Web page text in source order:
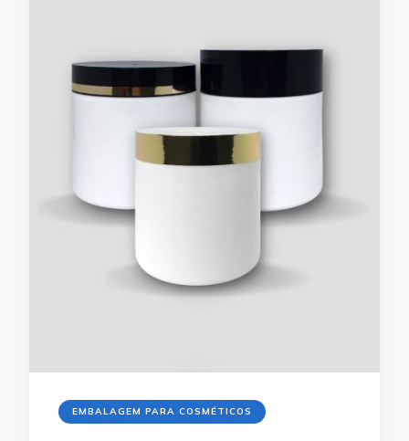
EMBALAGEM PARA COSMÉTICOS